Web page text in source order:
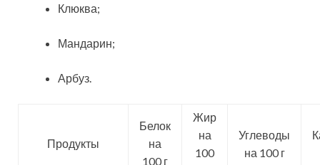
Клюква;
Мандарин;
Арбуз.
Продукты
Белок
на
100 г
Жир
на
100
Углеводы
на 100 г